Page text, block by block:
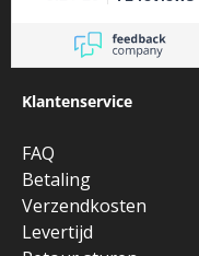
Klantenservice
FAQ
Betaling
Verzendkosten
Levertijd